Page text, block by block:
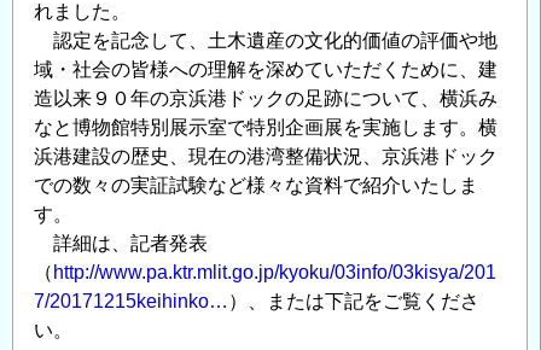
ん
が
下
水
洞
窟」
PR
動
画
を
れました。
認定を記念して、土木遺産の文化的価値の評価や地
域・社会の皆様への理解を深めていただくために、建
造以来９０年の京浜港ドックの足跡について、横浜み
なと博物館特別展示室で特別企画展を実施します。横
浜港建設の歴史、現在の港湾整備状況、京浜港ドック
での数々の実証試験など様々な資料で紹介いたしま
す。
詳細は、記者発表
（ http://www.pa.ktr.mlit.go.jp/kyoku/03info/03kisya/201
7/20171215keihinko… ）、または下記をご覧くださ
い。